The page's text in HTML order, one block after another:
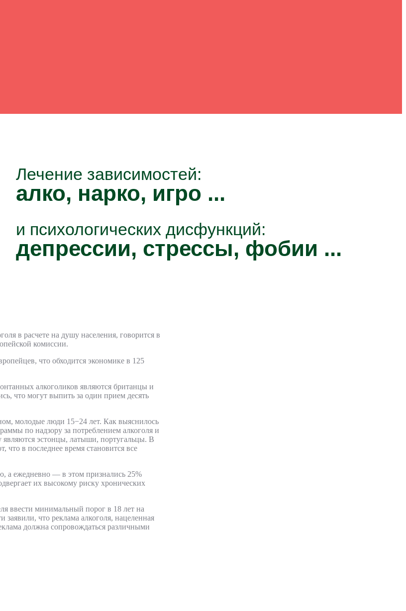
Лечение зависимостей:
алко, нарко, игро ...
и психологических дисфункций:
депрессии, стрессы, фобии ...
в расчете на душу населения, говорится в
комиссии.
что обходится экономике в 125
алкоголиков являются британцы и
что могут выпить за один прием десять
молодые люди 15−24 лет. Как выяснилось
по надзору за потреблением алкоголя и
являются эстонцы, латыши, португальцы. В
что в последнее время становится все
а ежедневно — в этом признались 25%
их высокому риску хронических
ввести минимальный порог в 18 лет на
что реклама алкоголя, нацеленная
должна сопровождаться различными